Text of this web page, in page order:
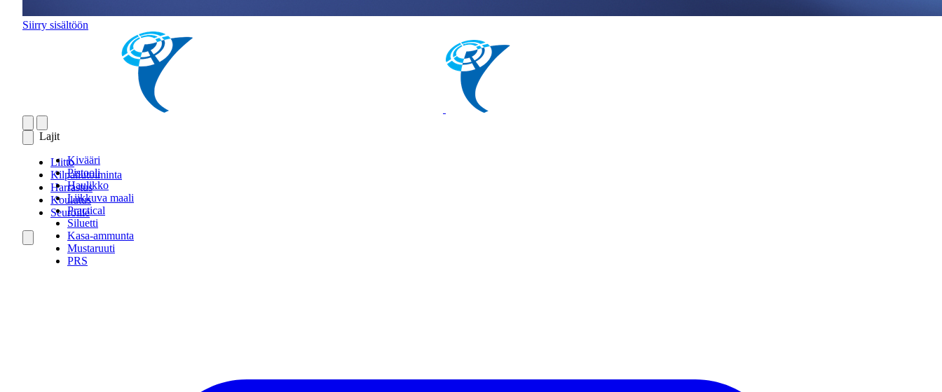
Siirry sisältöön
Lajit
Kivääri
Pistooli
Haulikko
Liikkuva maali
Practical
Siluetti
Kasa-ammunta
Mustaruuti
PRS
Liitto
Kilpailutoiminta
Harrastus
Koulutus
Seuroille